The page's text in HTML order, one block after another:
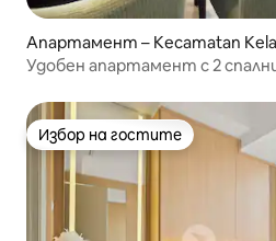
Апартамент – Kecamatan
Удобен апартамент с 2
Избор на гостите
Избор на гостите